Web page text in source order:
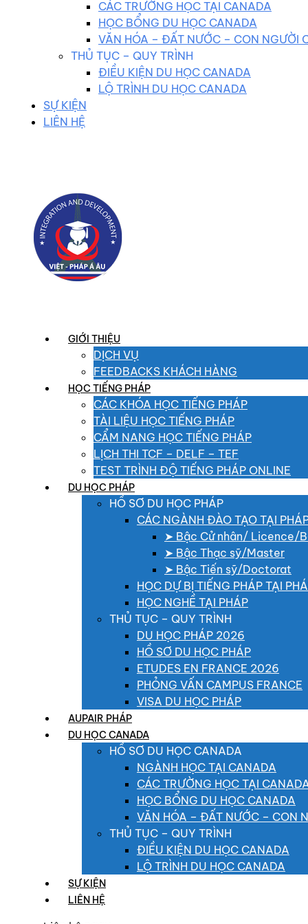
CÁC TRƯỜNG HỌC TẠI CANADA
HỌC BỔNG DU HỌC CANADA
VĂN HÓA – ĐẤT NƯỚC – CON NGƯỜI
THỦ TỤC – QUY TRÌNH
ĐIỀU KIỆN DU HỌC CANADA
LỘ TRÌNH DU HỌC CANADA
SỰ KIỆN
LIÊN HỆ
GIỚI THIỆU
DỊCH VỤ
FEEDBACKS KHÁCH HÀNG
HỌC TIẾNG PHÁP
CÁC KHÓA HỌC TIẾNG PHÁP
TÀI LIỆU HỌC TIẾNG PHÁP
CẨM NANG HỌC TIẾNG PHÁP
LỊCH THI TCF – DELF – TEF
TEST TRÌNH ĐỘ TIẾNG PHÁP ONLINE
DU HỌC PHÁP
HỒ SƠ DU HỌC PHÁP
CÁC NGÀNH ĐÀO TẠO TẠI
➤ Bậc Cử nhân/ Licence/
➤ Bậc Thạc sỹ/Master
➤ Bậc Tiến sỹ/Doctorat
HỌC DỰ BỊ TIẾNG PHÁP TẠI
HỌC NGHỀ TẠI PHÁP
THỦ TỤC – QUY TRÌNH
DU HỌC PHÁP 2026
HỒ SƠ DU HỌC PHÁP
ETUDES EN FRANCE 2026
PHỎNG VẤN CAMPUS FRANCE
VISA DU HỌC PHÁP
AUPAIR PHÁP
DU HỌC CANADA
HỒ SƠ DU HỌC CANADA
NGÀNH HỌC TẠI CANADA
CÁC TRƯỜNG HỌC TẠI
HỌC BỔNG DU HỌC CANADA
VĂN HÓA – ĐẤT NƯỚC – CON
THỦ TỤC – QUY TRÌNH
ĐIỀU KIỆN DU HỌC CANADA
LỘ TRÌNH DU HỌC CANADA
SỰ KIỆN
LIÊN HỆ